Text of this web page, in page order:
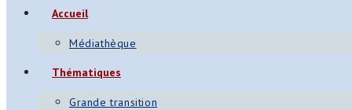
Accueil
Médiathèque
Thématiques
Grande transition